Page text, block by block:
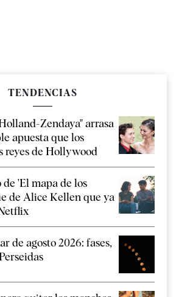
TENDENCIAS
Zendaya" arrasa
apuesta que los
reyes de Hollywood
'El mapa de los
de Alice Kellen que ya
de agosto 2026: fases,